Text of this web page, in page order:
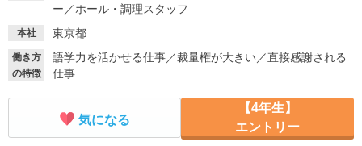
就活ノウハウ・サポート
就活支援
就活ノウハウが満載！
就活コラム
お役立ち記事・相談室など
ー ／ホール・調理スタッフ
本社 東京都
働き方
の特徴
語学力を活かせる仕事／裁量権が大きい／直接感謝される
仕事
気になる
【4年生】
エントリー